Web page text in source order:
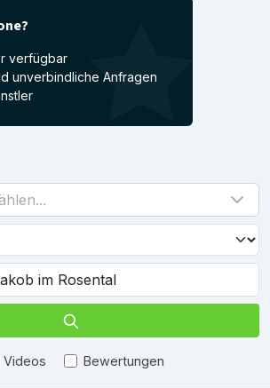
verfügbar
unverbindliche Anfragen
Videos Bewertungen